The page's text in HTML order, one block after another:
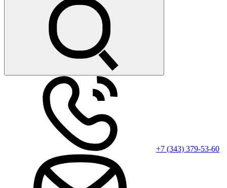
+7 (343) 379-53-60